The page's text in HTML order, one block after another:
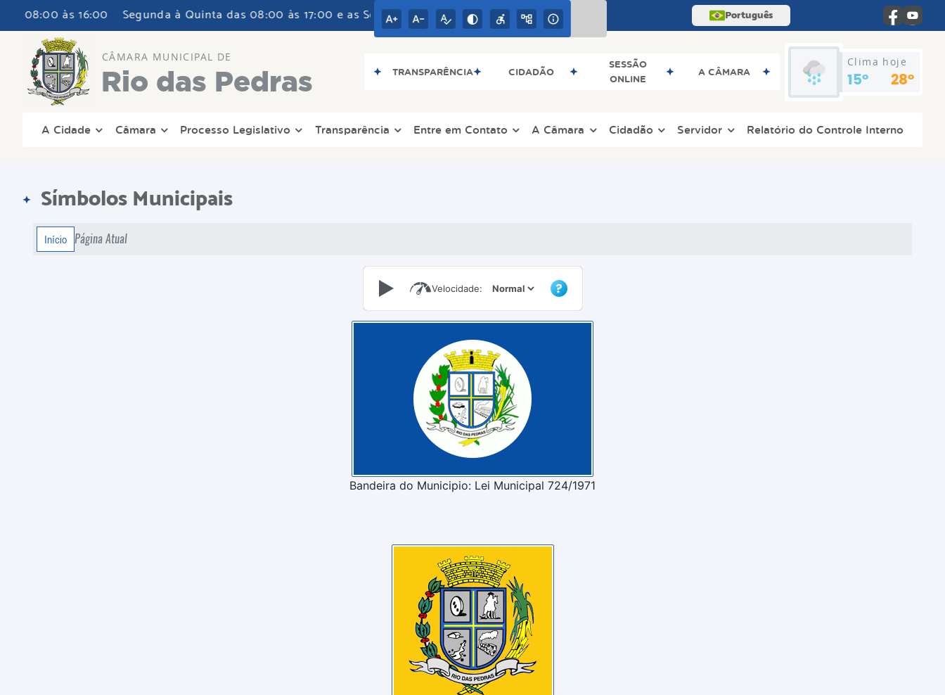
às 16:00 Segunda à Quinta das 08:00 às 17:00 e as Sextas das 08:00 às 16:00 Português
CÂMARA MUNICIPAL DE
Rio das Pedras TRANSPARÊNCIA CIDADÃO
SESSÃO
ONLINE
A CÂMARA
Clima hoje
15° 28°
A Cidade Câmara Processo Legislativo Transparência Entre em Contato A Câmara Cidadão Servidor Relatório do Controle Interno
Símbolos Municipais
Início Página Atual
Velocidade:
Bandeira do Municipio: Lei Municipal 724/1971